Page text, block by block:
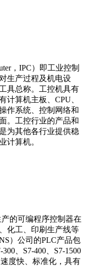
，IPC）即工业控制
生产过程及机电设
具总称。工控机具有
计算机主板、CPU、
作系统、控制网络和
。工控行业的产品和
为其他各行业提供稳
计算机。
的可编程序控制器在
化工、印刷生产线等
）公司的PLC产品包
、S7-400、S7-1500
度快、标准化，具有